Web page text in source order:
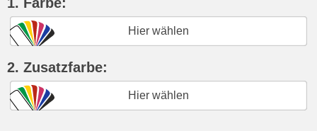
Hier wählen
2. Zusatzfarbe:
Hier wählen